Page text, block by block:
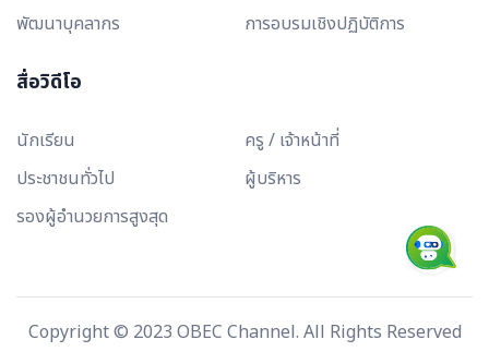
พัฒนาบุคลากร
การอบรมเชิงปฏิบัติการ
สื่อวิดีโอ
นักเรียน
ครู / เจ้าหน้าที่
ประชาชนทั่วไป
ผู้บริหาร
รองผู้อำนวยการสูงสุด
Copyright © 2023 OBEC Channel. All Rights Reserved